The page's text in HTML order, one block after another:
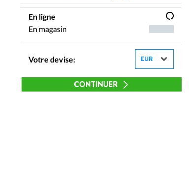
En ligne
En magasin
Votre devise:
CONTINUER